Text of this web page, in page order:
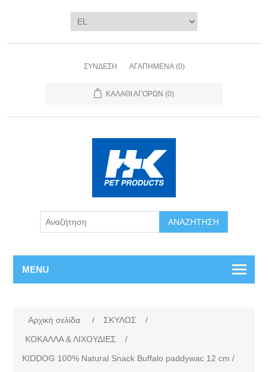
ΣΎΝΔΕΣΗ ΑΓΑΠΗΜΈΝΑ (0)
ΚΑΛΆΘΙ ΑΓΟΡΏΝ (0)
ΑΝΑΖΉΤΗΣΗ
MENU
Αρχική σελίδα / ΣΚΥΛΟΣ
/
ΚΟΚΑΛΛΑ & ΛΙΧΟΥΔΙΕΣ
/
KIDDOG 100% Natural Snack Buffalo paddywac 12 cm /